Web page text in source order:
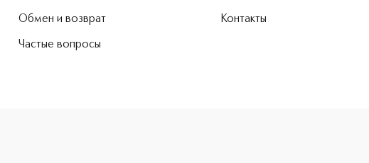
Обмен и возврат
Частые вопросы
Контакты